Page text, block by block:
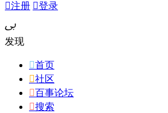
注册 登录
ﰉ
发现
首页
社区
百事论坛
搜索